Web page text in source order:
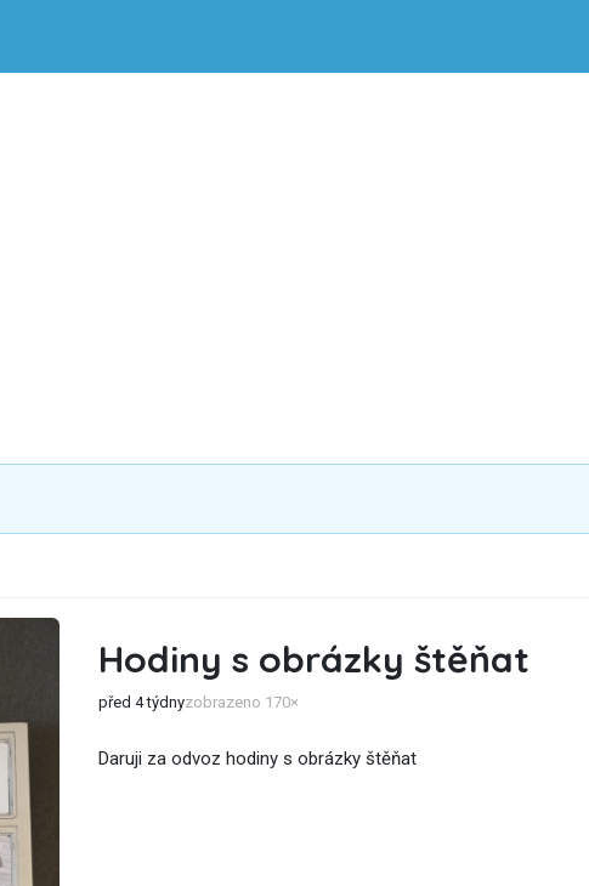
Hodiny s obrázky štěňat
před 4 týdnyzobrazeno 170×
Daruji za odvoz hodiny s obrázky štěňat